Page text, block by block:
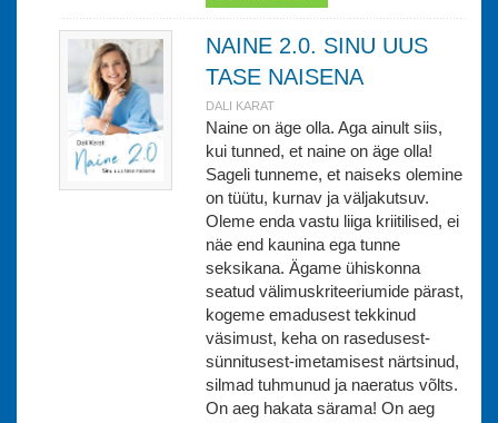
NAINE 2.0. SINU UUS
TASE NAISENA
DALI KARAT
Naine on äge olla. Aga ainult siis,
kui tunned, et naine on äge olla!
Sageli tunneme, et naiseks olemine
on tüütu, kurnav ja väljakutsuv.
Oleme enda vastu liiga kriitilised, ei
näe end kaunina ega tunne
seksikana. Ägame ühiskonna
seatud välimuskriteeriumide pärast,
kogeme emadusest tekkinud
väsimust, keha on rasedusest-
sünnitusest-imetamisest närtsinud,
silmad tuhmunud ja naeratus võlts.
On aeg hakata särama! On aeg